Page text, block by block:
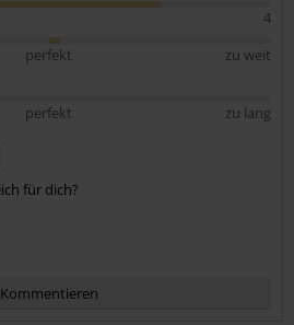
4
perfekt
zu weit
perfekt zu lang
für dich?
Kommentieren